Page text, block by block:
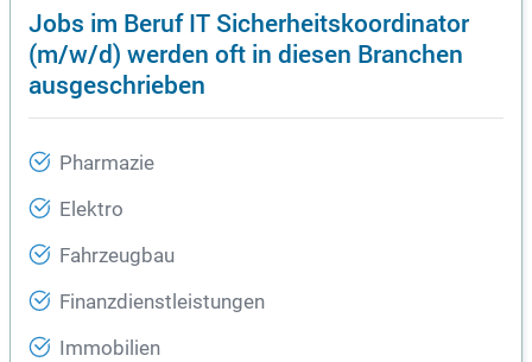
Jobs im Beruf IT Sicherheitskoordinator
(m/w/d) werden oft in diesen Branchen
ausgeschrieben
Pharmazie
Elektro
Fahrzeugbau
Finanzdienstleistungen
Immobilien